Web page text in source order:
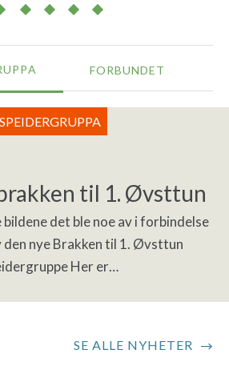
FORBUNDET
til 1. Øvsttun
det ble noe av i forbindelse
den nye Brakken til 1. Øvsttun
Her er…
SPEIDERGRUPPA
SE ALLE NYHETER